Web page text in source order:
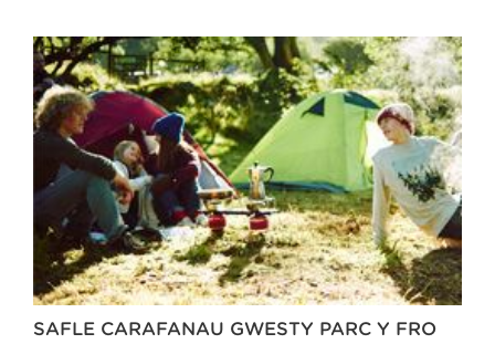
SAFLE CARAFANAU GWESTY PARC Y FRO